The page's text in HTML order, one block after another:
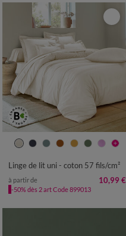
Linge de lit uni - coton 57 fils/cm²
à partir de 10,99 €
-50% dès 2 art Code 899013